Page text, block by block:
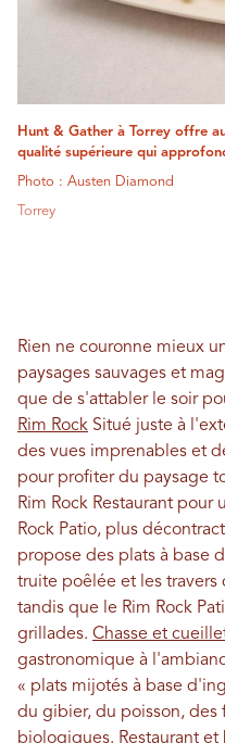
Hunt & Gather à Torrey offre
qualité supérieure qui
Photo : Austen Diamond
Torrey
Rien ne couronne mieux
paysages sauvages et
que de s'attabler le soir
Rim Rock Situé juste à
des vues imprenables et
pour profiter du paysage
Rim Rock Restaurant pour
Rock Patio, plus
propose des plats à base
truite poêlée et les travers
tandis que le Rim Rock
grillades. Chasse et
gastronomique à
« plats mijotés à base
du gibier, du poisson, des
biologiques. Restaurant et